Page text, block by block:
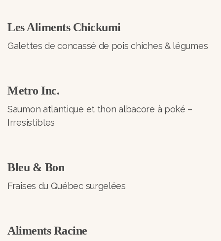
Les Aliments Chickumi
Galettes de concassé de pois chiches & légumes
Metro Inc.
Saumon atlantique et thon albacore à poké –
Irresistibles
Bleu & Bon
Fraises du Québec surgelées
Aliments Racine